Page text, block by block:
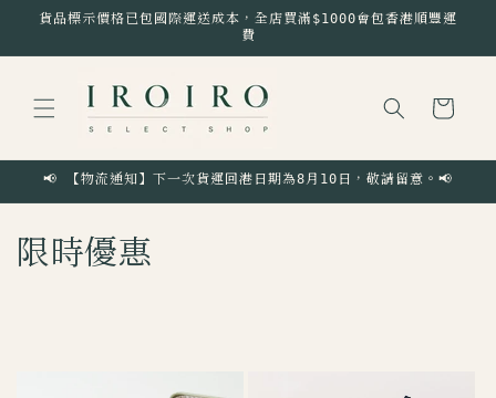
跳至內
貨品標示價格已包國際運送成本，全店買滿$1000會包香港順豐運
費
物
📢 【物流通知】下一次貨運回港日期為8月10日，敬請留意。📢
商
限時優惠